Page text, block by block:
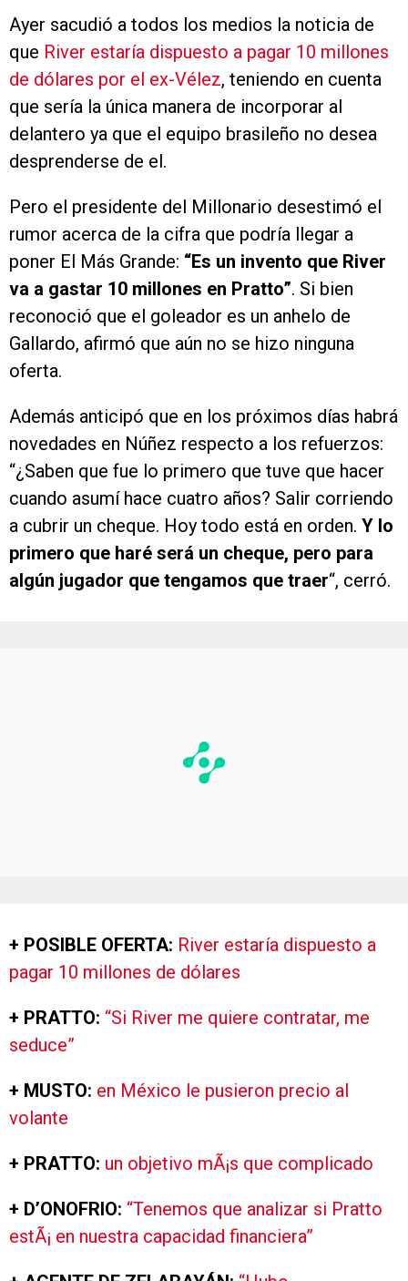
Ayer sacudió a todos los medios la noticia de
que River estaría dispuesto a pagar 10 millones
de dólares por el ex-Vélez, teniendo en cuenta
que sería la única manera de incorporar al
delantero ya que el equipo brasileño no desea
desprenderse de el.
Pero el presidente del Millonario desestimó el
rumor acerca de la cifra que podría llegar a
poner El Más Grande: “Es un invento que River
va a gastar 10 millones en Pratto”. Si bien
reconoció que el goleador es un anhelo de
Gallardo, afirmó que aún no se hizo ninguna
oferta.
Además anticipó que en los próximos días habrá
novedades en Núñez respecto a los refuerzos:
“¿Saben que fue lo primero que tuve que hacer
cuando asumí hace cuatro años? Salir corriendo
a cubrir un cheque. Hoy todo está en orden. Y lo
primero que haré será un cheque, pero para
algún jugador que tengamos que traer“, cerró.
+ POSIBLE OFERTA: River estaría dispuesto a
pagar 10 millones de dólares
+ PRATTO: “Si River me quiere contratar, me
seduce”
+ MUSTO: en México le pusieron precio al
volante
+ PRATTO: un objetivo mÃ¡s que complicado
+ D’ONOFRIO: “Tenemos que analizar si Pratto
estÃ¡ en nuestra capacidad financiera”